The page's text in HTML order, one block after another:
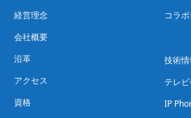
経営理念
会社概要
沿革
アクセス
資格
コラ
技術情
テレ
IP